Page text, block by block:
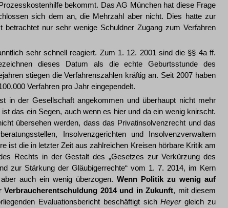
bekommt. Das AG München hat diese Frage
sich dem an, die Mehrzahl aber nicht. Dies hatte zur
betrachtet nur sehr wenige Schuldner Zugang zum Verfahren
sehr schnell reagiert. Zum 1. 12. 2001 sind die §§ 4a ff.
dieses Datum als die echte Geburtsstunde des
stiegen die Verfahrenszahlen kräftig an. Seit 2007 haben
Verfahren pro Jahr eingependelt.
in der Gesellschaft angekommen und überhaupt nicht mehr
das ein Segen, auch wenn es hier und da ein wenig knirscht.
übersehen werden, dass das Privatinsolvenzrecht und das
Insolvenzgerichten und Insolvenzverwaltern
ist die in letzter Zeit aus zahlreichen Kreisen hörbare Kritik am
Rechts in der Gestalt des „Gesetzes zur Verkürzung des
zur Stärkung der Gläubigerrechte“ vom 1. 7. 2014, im Kern
auch ein wenig überzogen. Wenn Politik zu wenig auf
2014 und in Zukunft, mit diesem
Evaluationsbericht beschäftigt sichHeyergleich zu